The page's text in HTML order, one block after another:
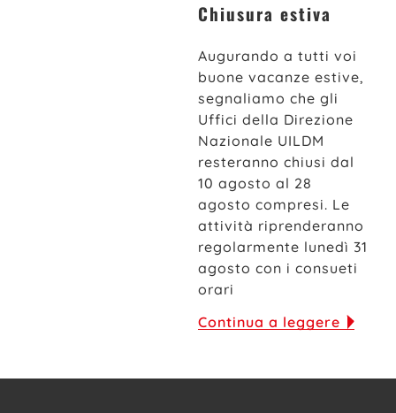
Chiusura estiva
Augurando a tutti voi
buone vacanze estive,
segnaliamo che gli
Uffici della Direzione
Nazionale UILDM
resteranno chiusi dal
10 agosto al 28
agosto compresi. Le
attività riprenderanno
regolarmente lunedì 31
agosto con i consueti
orari
Continua a leggere